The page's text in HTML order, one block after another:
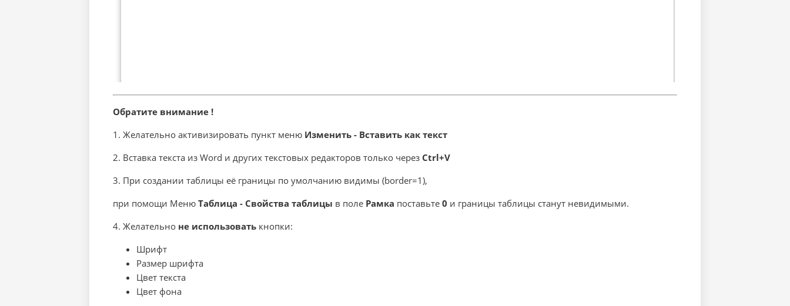
Обратите внимание !
1. Желательно активизировать пункт меню Изменить - Вставить как текст
2. Вставка текста из Word и других текстовых редакторов только через Ctrl+V
3. При создании таблицы её границы по умолчанию видимы (border=1),
при помощи Меню Таблица - Свойства таблицы в поле Рамка поставьте 0 и границы таблицы станут невидимыми.
4. Желательно не использовать кнопки:
Шрифт
Размер шрифта
Цвет текста
Цвет фона